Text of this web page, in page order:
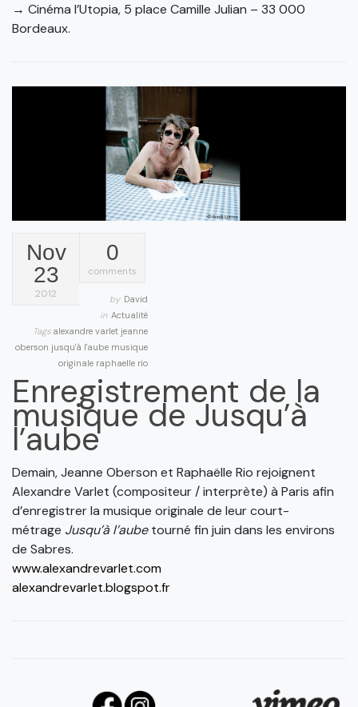
→ Cinéma l’Utopia, 5 place Camille Julian – 33 000
Bordeaux.
Nov
23
2012
0
comments
by David
in Actualité
Tags alexandre varlet jeanne
oberson jusqu'à l'aube musique
originale raphaelle rio
Enregistrement de la
musique de Jusqu’à
l’aube
Demain, Jeanne Oberson et Raphaëlle Rio rejoignent
Alexandre Varlet (compositeur / interprète) à Paris afin
d’enregistrer la musique originale de leur court-
métrage Jusqu’à l’aubetourné fin juin dans les environs
de Sabres.
www.alexandrevarlet.com
alexandrevarlet.blogspot.fr